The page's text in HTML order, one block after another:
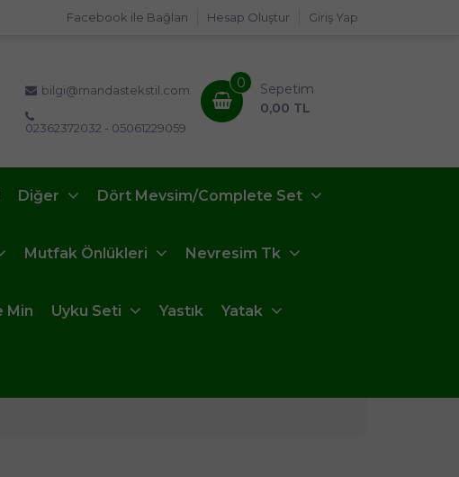
Giriş Yap
Hesap Oluştur
Facebook ile Bağlan
bilgi@mandastekstil.com
02362372032 - 05061229059
0
Sepetim
0,00 TL
Diğer Dört Mevsim/Complete Set
Mutfak Önlükleri Nevresim Tk
Min Uyku Seti Yastık Yatak